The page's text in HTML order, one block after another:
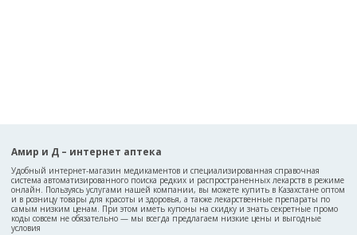
Амир и Д – интернет аптека
Удобный интернет-магазин медикаментов и специализированная справочная
система автоматизированного поиска редких и распространенных лекарств в режиме
онлайн. Пользуясь услугами нашей компании, вы можете купить в Казахстане оптом
и в розницу товары для красоты и здоровья, а также лекарственные препараты по
самым низким ценам. При этом иметь купоны на скидку и знать секретные промо
коды совсем не обязательно — мы всегда предлагаем низкие цены и выгодные
условия